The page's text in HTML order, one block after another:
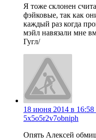
Я тоже склонен
фэйковые, так как
каждый раз когда
мэйл навязали мне
Гугл/
18 июня 2014 в 16:58
5x5o5r2v7obniph
Опять Алексей